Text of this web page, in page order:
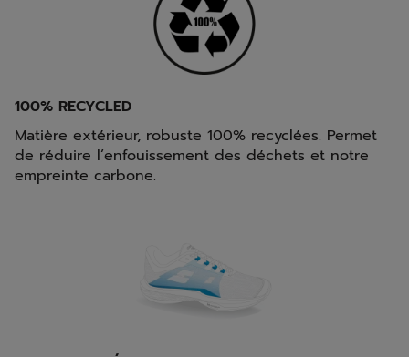
100% RECYCLED
Matière extérieur, robuste 100% recyclées. Permet
de réduire l’enfouissement des déchets et notre
empreinte carbone.